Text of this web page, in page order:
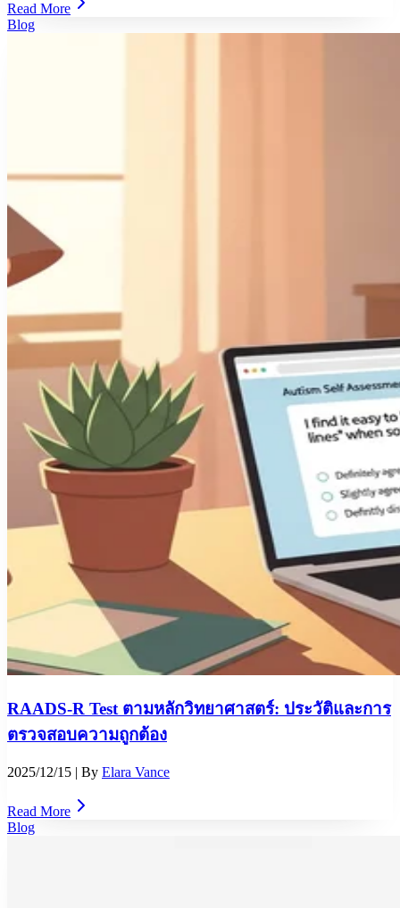
Read More
Blog
RAADS-R Test ตามหลักวิทยาศาสตร์: ประวัติและการ
ตรวจสอบความถูกต้อง
2025/12/15 | By Elara Vance
Read More
Blog